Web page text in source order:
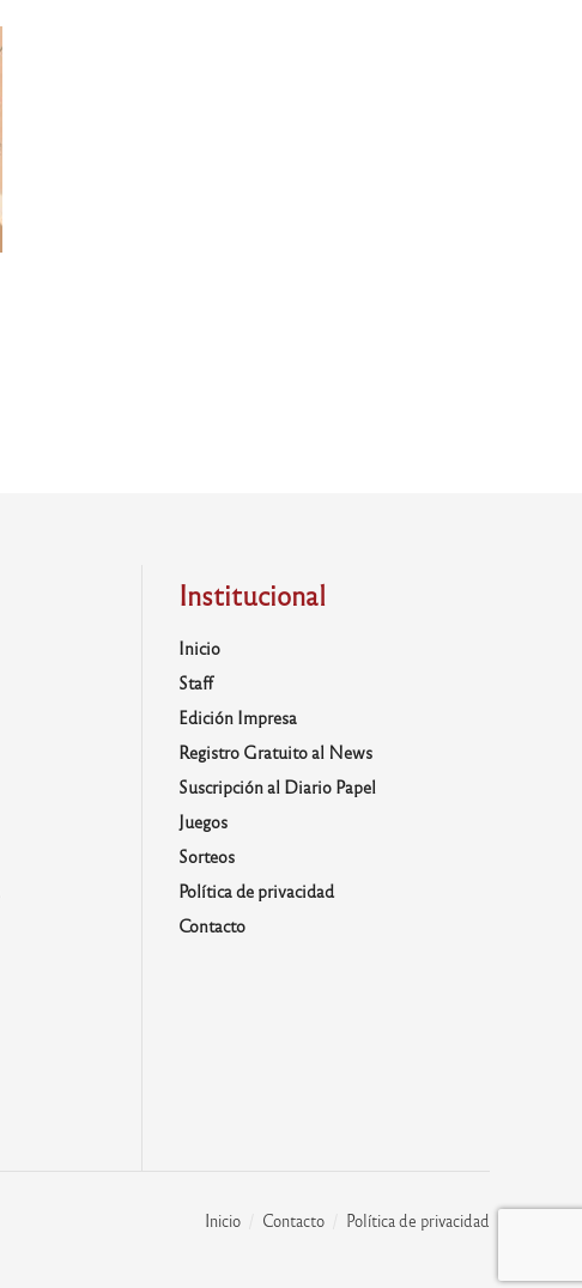
Institucional
Inicio
Staff
Edición Impresa
Registro Gratuito al News
Suscripción al Diario Papel
Juegos
Sorteos
Política de privacidad
Contacto
Inicio Contacto Política de privacidad